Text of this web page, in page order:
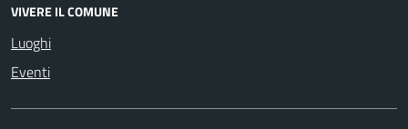
VIVERE IL COMUNE
Luoghi
Eventi